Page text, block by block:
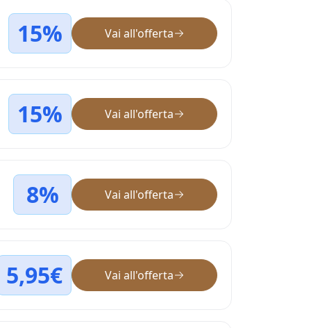
15% Vai all'offerta
15% Vai all'offerta
8% Vai all'offerta
5,95€ Vai all'offerta